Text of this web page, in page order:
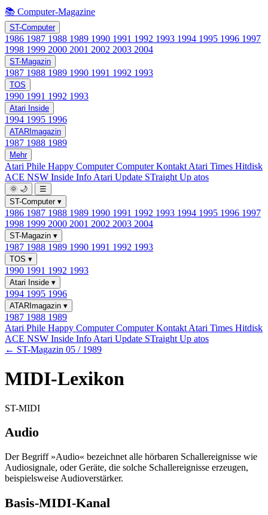
📚 Computer-Magazine
ST-Computer
1986 1987 1988 1989 1990 1991 1992 1993 1994 1995 1996 1997
1998 1999 2000 2001 2002 2003 2004
ST-Magazin
1987 1988 1989 1990 1991 1992 1993
TOS
1990 1991 1992 1993
Atari Inside
1994 1995 1996
ATARImagazin
1987 1988 1989
Mehr
Atari Phile Happy ComputerComputer Kontakt Atari Times Hitdisk
ACE NSW Inside Info Atari Update STraight Up atos
🌞 🌙
☰
ST-Computer ▾
1986 1987 1988 1989 1990 1991 1992 1993 1994 1995 1996 1997
1998 1999 2000 2001 2002 2003 2004
ST-Magazin ▾
1987 1988 1989 1990 1991 1992 1993
TOS ▾
1990 1991 1992 1993
Atari Inside ▾
1994 1995 1996
ATARImagazin ▾
1987 1988 1989
Atari Phile Happy ComputerComputer Kontakt Atari Times Hitdisk
ACE NSW Inside Info Atari Update STraight Up atos
← ST-Magazin 05 / 1989
MIDI-Lexikon
ST-MIDI
Audio
Der Begriff »Audio« bezeichnet alle hörbaren Schallereignisse wie
Audiosignale, oder Geräte, die solche Schallereignisse erzeugen,
beispielsweise Audioverstärker.
Basis-MIDI-Kanal